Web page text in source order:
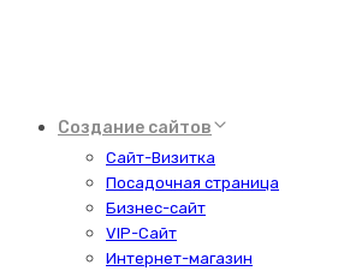
Создание сайтов
Сайт-Визитка
Посадочная страница
Бизнес-сайт
VIP-Сайт
Интернет-магазин